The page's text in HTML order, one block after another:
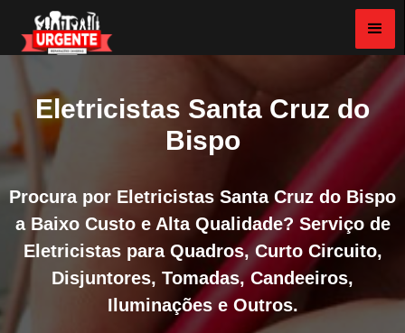
Eletricistas Santa Cruz do
Bispo
Procura por Eletricistas Santa Cruz do Bispo
a Baixo Custo e Alta Qualidade? Serviço de
Eletricistas para Quadros, Curto Circuito,
Disjuntores, Tomadas, Candeeiros,
Iluminações e Outros.